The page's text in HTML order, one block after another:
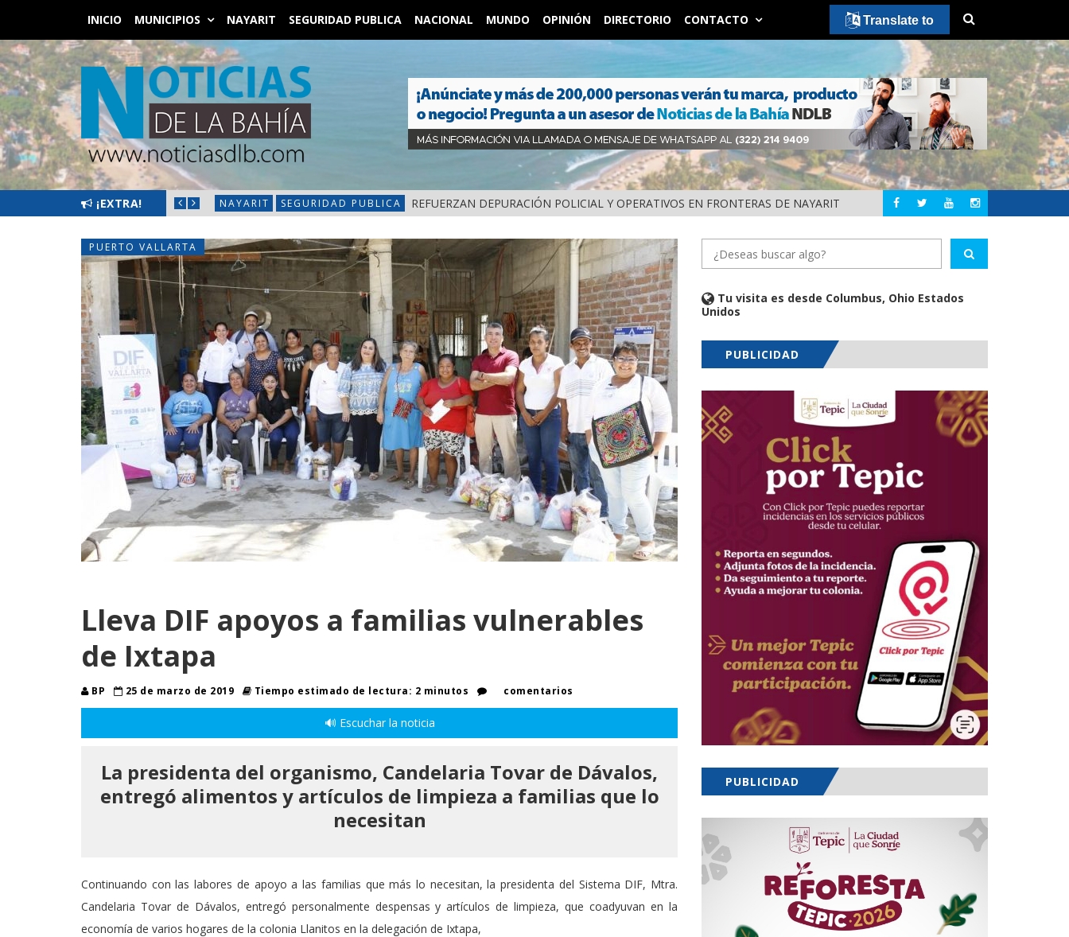
INICIO MUNICIPIOS NAYARIT SEGURIDAD PUBLICA NACIONAL MUNDO OPINIÓN DIRECTORIO CONTACTO
¡EXTRA!
EN BAHÍA DE BANDERAS NAYARIT SEGURIDAD PUBLICA REFUERZAN DEPURACIÓN POLICIAL Y OPERATIVOS EN FRONTERAS DE NAYARIT NAYARIT MUNICIPIOS DE
PUERTO VALLARTA
Lleva DIF apoyos a familias vulnerables
de Ixtapa
BP 25 de marzo de 2019 Tiempo estimado de lectura: 2 minutos comentarios
🔊 Escuchar la noticia
La presidenta del organismo, Candelaria Tovar de Dávalos,
entregó alimentos y artículos de limpieza a familias que lo
necesitan
Continuando con las labores de apoyo a las familias que más lo necesitan, la presidenta del Sistema DIF, Mtra.
Candelaria Tovar de Dávalos, entregó personalmente despensas y artículos de limpieza, que coadyuvan en la
economía de varios hogares de la colonia Llanitos en la delegación de Ixtapa,
Tu visita es desde Columbus, Ohio Estados
Unidos
PUBLICIDAD
PUBLICIDAD
Translate to